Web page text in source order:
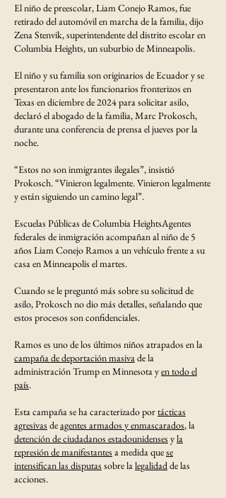
El niño de preescolar, Liam Conejo Ramos, fue
retirado del automóvil en marcha de la familia, dijo
Zena Stenvik, superintendente del distrito escolar en
Columbia Heights, un suburbio de Minneapolis.
El niño y su familia son originarios de Ecuador y se
presentaron ante los funcionarios fronterizos en
Texas en diciembre de 2024 para solicitar asilo,
declaró el abogado de la familia, Marc Prokosch,
durante una conferencia de prensa el jueves por la
noche.
“Estos no son inmigrantes ilegales”, insistió
Prokosch. “Vinieron legalmente. Vinieron legalmente
y están siguiendo un camino legal”.
Escuelas Públicas de Columbia HeightsAgentes
federales de inmigración acompañan al niño de 5
años Liam Conejo Ramos a un vehículo frente a su
casa en Minneapolis el martes.
Cuando se le preguntó más sobre su solicitud de
asilo, Prokosch no dio más detalles, señalando que
estos procesos son confidenciales.
Ramos es uno de los últimos niños atrapados en la
campaña de deportación masivade la
administración Trump en Minnesota yen todo el
país.
Esta campaña se ha caracterizado portácticas
agresivas deagentes armados y enmascarados, la
detención de ciudadanos estadounidenses yla
represión de manifestantes a medida quese
intensifican las disputas sobre lalegalidadde las
acciones.